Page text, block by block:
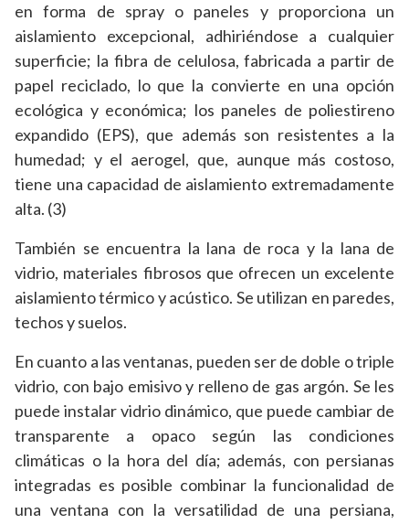
en forma de spray o paneles y proporciona un
aislamiento excepcional, adhiriéndose a cualquier
superficie; la fibra de celulosa, fabricada a partir de
papel reciclado, lo que la convierte en una opción
ecológica y económica; los paneles de poliestireno
expandido (EPS), que además son resistentes a la
humedad; y el aerogel, que, aunque más costoso,
tiene una capacidad de aislamiento extremadamente
alta. (3)
También se encuentra la lana de roca y la lana de
vidrio, materiales fibrosos que ofrecen un excelente
aislamiento térmico y acústico. Se utilizan en paredes,
techos y suelos.
En cuanto a las ventanas, pueden ser de doble o triple
vidrio, con bajo emisivo y relleno de gas argón. Se les
puede instalar vidrio dinámico, que puede cambiar de
transparente a opaco según las condiciones
climáticas o la hora del día; además, con persianas
integradas es posible combinar la funcionalidad de
una ventana con la versatilidad de una persiana,